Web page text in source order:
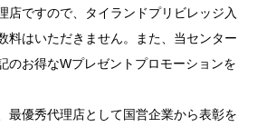
店ですので、タイランドプリビレッジ入
料はいただきません。また、当センター
のお得なWプレゼントプロモーションを
最優秀代理店として国営企業から表彰を